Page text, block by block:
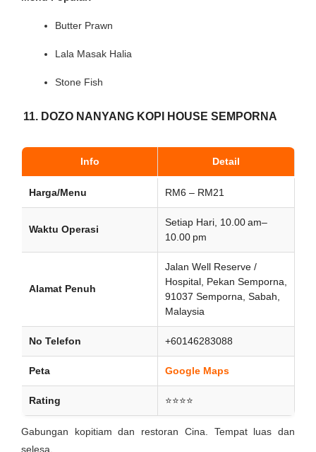
Butter Prawn
Lala Masak Halia
Stone Fish
11. DOZO NANYANG KOPI HOUSE SEMPORNA
Info Detail
Harga/Menu RM6 – RM21
Waktu Operasi
Setiap Hari, 10.00 am–
10.00 pm
Alamat Penuh
Jalan Well Reserve /
Hospital, Pekan Semporna,
91037 Semporna, Sabah,
Malaysia
No Telefon +60146283088
Peta Google Maps
Rating ⭐⭐⭐⭐
Gabungan kopitiam dan restoran Cina. Tempat luas dan
selesa.